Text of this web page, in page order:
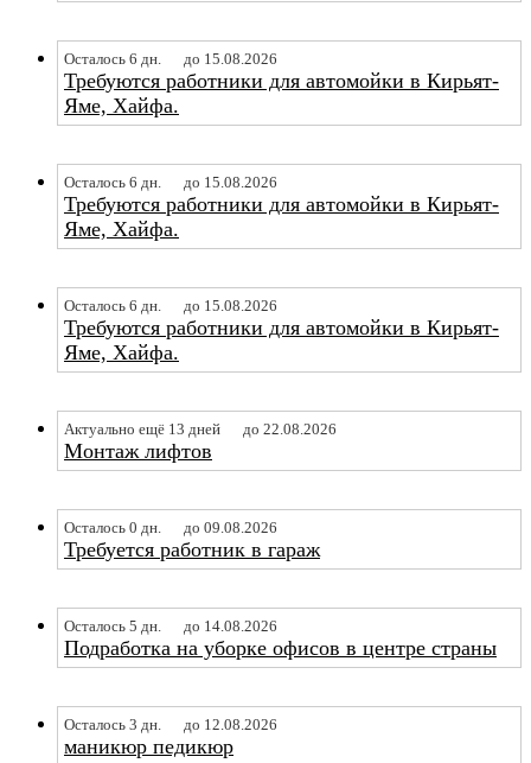
Осталось 6 дн. до 15.08.2026
Требуются работники для автомойки в Кирьят-
Яме, Хайфа.
Осталось 6 дн. до 15.08.2026
Требуются работники для автомойки в Кирьят-
Яме, Хайфа.
Осталось 6 дн. до 15.08.2026
Требуются работники для автомойки в Кирьят-
Яме, Хайфа.
Актуально ещё 13 дней до 22.08.2026
Монтаж лифтов
Осталось 0 дн. до 09.08.2026
Требуется работник в гараж
Осталось 5 дн. до 14.08.2026
Подработка на уборке офисов в центре страны
Осталось 3 дн. до 12.08.2026
маникюр педикюр